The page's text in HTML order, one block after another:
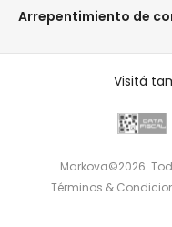
Arrepentimiento de
Visitá
Markova©2026.
Términos &
Sé la primera en